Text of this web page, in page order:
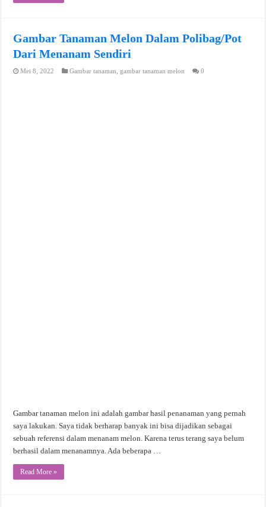
Gambar Tanaman Melon Dalam Polibag/Pot
Dari Menanam Sendiri
Mei 8, 2022 Gambar tanaman ,gambar tanaman melon 0
Gambar tanaman melon ini adalah gambar hasil penanaman yang pernah
saya lakukan. Saya tidak berharap banyak ini bisa dijadikan sebagai
sebuah referensi dalam menanam melon. Karena terus terang saya belum
berhasil dalam menanamnya. Ada beberapa …
Read More »